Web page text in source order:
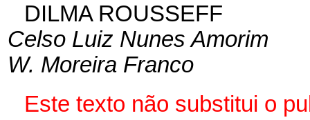
DILMA ROUSSEFF
Celso Luiz Nunes Amorim
W. Moreira Franco
Este texto não substitui o